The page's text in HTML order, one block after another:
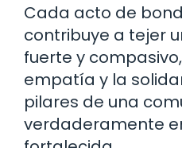
Cada acto de
contribuye a tejer
fuerte y
empatía y la
pilares de una
verdaderamente